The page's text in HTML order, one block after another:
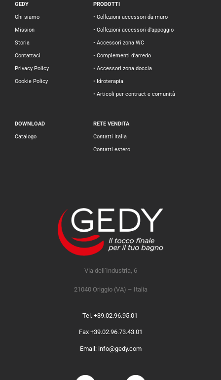
GEDY
Chi siamo
Mission
Storia
Contattaci
Privacy Policy
Cookie Policy
PRODOTTI
• Collezioni accessori da muro
• Collezioni accessori d’appoggio
• Accessori zona WC
• Complementi d’arredo
• Accessori zona doccia
• Idroterapia
• Articoli per contract e comunità
DOWNLOAD
Catalogo
RETE VENDITA
Contatti Italia
Contatti estero
Via dell’Industria, 6
21040 Origgio (VA) – Italia
Tel. +39.02.96.95.01
Fax +39.02.96.73.43.01
Email: info@gedy.com